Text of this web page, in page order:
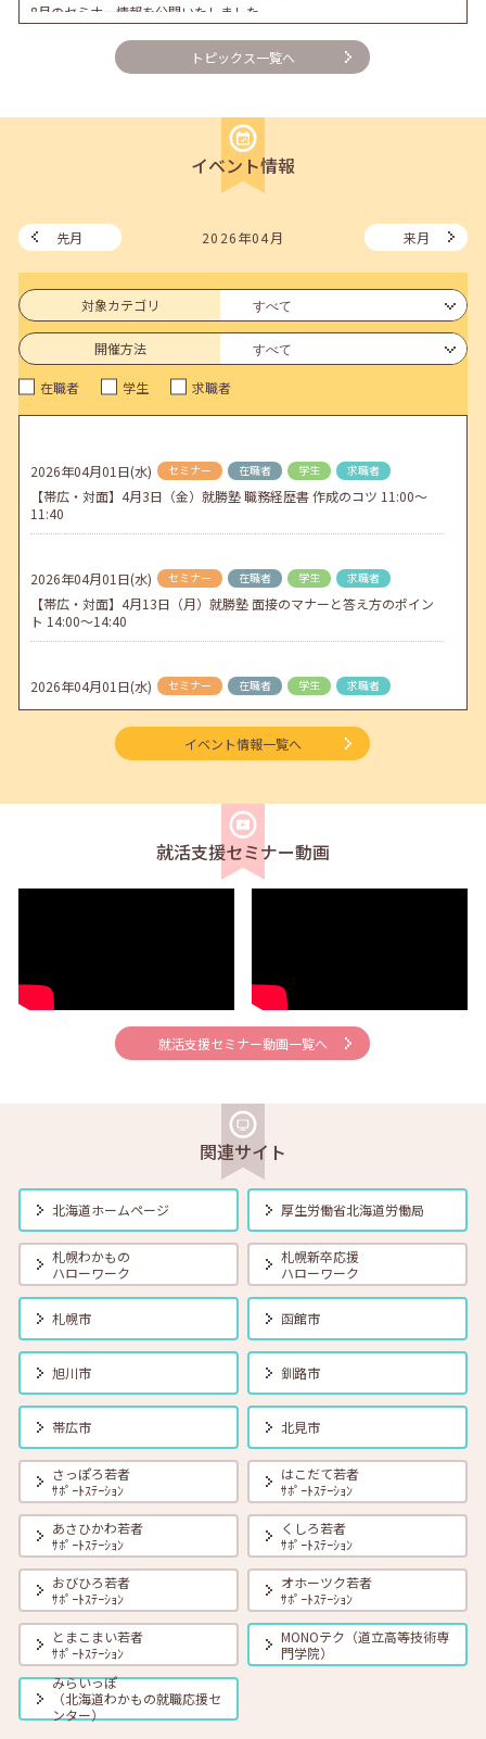
8月のセミナー情報を公開いたしました。
2026年07月01日(水) 企業向け
企業様向けセミナー「現場を巻き込む！人事のための『越境人材育
jobcafeからのお知らせ
7月のセミナー情報を公開いたしました。
メールカウンセリング、就職決定報告フォーム復旧いたしました。
2026年05月25日(月) jobcafeからのお知らせ
6月のセミナー情報を公開いたしました。
2026年05月01日(金) jobcafeからのお知らせ
連休前後（ゴールデンウィーク）のメールキャリア・アドバイス対応
についてのお知らせ
2026年04月02日(木) jobcafeからのお知らせ
ゴールデンウィーク期間中のご利用について
トピックス一覧へ
イベント情報
先月 2026年04月 来月
対象カテゴリ
開催方法
在職者 学生 求職者
2026年04月01日(水) セミナー 在職者 学生 求職者
【帯広・対面】4月3日（金）就勝塾 職務経歴書 作成のコツ 11:00～
11:40
2026年04月01日(水) セミナー 在職者 学生 求職者
【帯広・対面】4月13日（月）就勝塾 面接のマナーと答え方のポイン
ト 14:00～14:40
2026年04月01日(水) セミナー 在職者 学生 求職者
【オンライン】4月16日（木）ビジネスコミュニケーション 報・連・
相 14:00～14:30
【オンライン】4月21日（火）新しいしごと覚えのコツ 14:00～14:30
在職者
2026年04月01日(水) 在職者
【オンライン】4月23日（木）就職活動のススメ方 14:00～14:30
【釧路・対面】4月24日（金）就勝塾 応募書類の書き方 13:30～14:30
在職者
【函館・対面】4月27日（月）就勝塾 自己分析・自分を振り返ってみ
よう！ 13:30～14:30
イベント情報一覧へ
就活支援セミナー動画
就活支援セミナー動画一覧へ
関連サイト
北海道ホームページ 厚生労働省北海道労働局
札幌わかもの
ハローワーク
札幌新卒応援
ハローワーク
札幌市 函館市
旭川市 釧路市
帯広市 北見市
さっぽろ若者
ｻﾎﾟｰﾄｽﾃｰｼｮﾝ
はこだて若者
ｻﾎﾟｰﾄｽﾃｰｼｮﾝ
あさひかわ若者
ｻﾎﾟｰﾄｽﾃｰｼｮﾝ
くしろ若者
ｻﾎﾟｰﾄｽﾃｰｼｮﾝ
おびひろ若者
ｻﾎﾟｰﾄｽﾃｰｼｮﾝ
オホーツク若者
ｻﾎﾟｰﾄｽﾃｰｼｮﾝ
とまこまい若者
ｻﾎﾟｰﾄｽﾃｰｼｮﾝ
MONOテク（道立高等技術専
門学院）
みらいっぽ
（北海道わかもの就職応援セ
ンター）